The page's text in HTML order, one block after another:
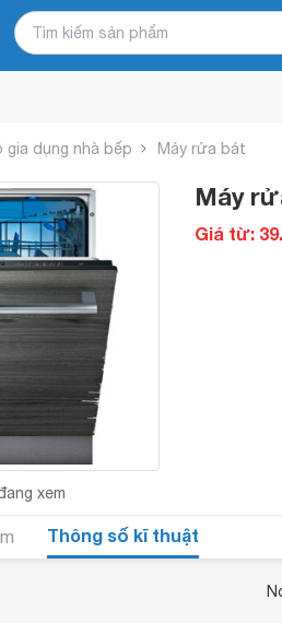
gia dụng nhà bếp Máy rửa bát
xem
Máy
Giá từ:
Thông số kĩ thuật